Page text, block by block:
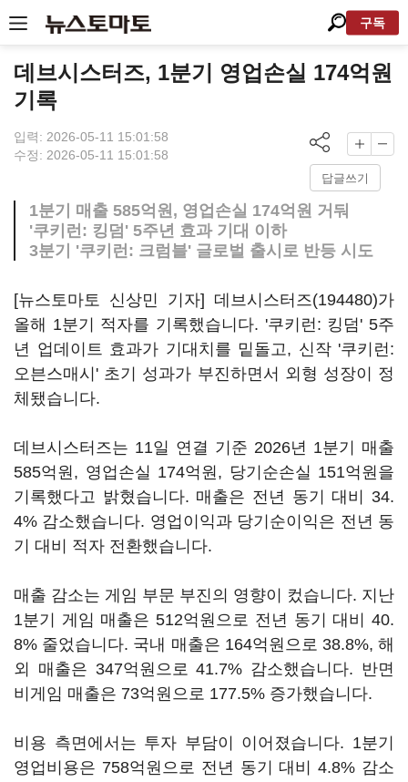
구독
데브시스터즈, 1분기 영업손실 174억원
기록
입력: 2026-05-11 15:01:58
수정: 2026-05-11 15:01:58
답글쓰기
1분기 매출 585억원, 영업손실 174억원 거둬
'쿠키런: 킹덤' 5주년 효과 기대 이하
3분기 '쿠키런: 크럼블' 글로벌 출시로 반등 시도
[뉴스토마토 신상민 기자] 데브시스터즈(194480)가
올해 1분기 적자를 기록했습니다. '쿠키런: 킹덤' 5주
년 업데이트 효과가 기대치를 밑돌고, 신작 '쿠키런:
오븐스매시' 초기 성과가 부진하면서 외형 성장이 정
체됐습니다.
데브시스터즈는 11일 연결 기준 2026년 1분기 매출
585억원, 영업손실 174억원, 당기순손실 151억원을
기록했다고 밝혔습니다. 매출은 전년 동기 대비 34.
4% 감소했습니다. 영업이익과 당기순이익은 전년 동
기 대비 적자 전환했습니다.
매출 감소는 게임 부문 부진의 영향이 컸습니다. 지난
1분기 게임 매출은 512억원으로 전년 동기 대비 40.
8% 줄었습니다. 국내 매출은 164억원으로 38.8%, 해
외 매출은 347억원으로 41.7% 감소했습니다. 반면
비게임 매출은 73억원으로 177.5% 증가했습니다.
비용 측면에서는 투자 부담이 이어졌습니다. 1분기
영업비용은 758억원으로 전년 동기 대비 4.8% 감소